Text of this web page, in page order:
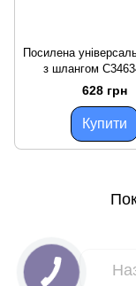
Посилена
з шлангом
човнових моторів 2
бензостійка гума,
628 грн
Купити